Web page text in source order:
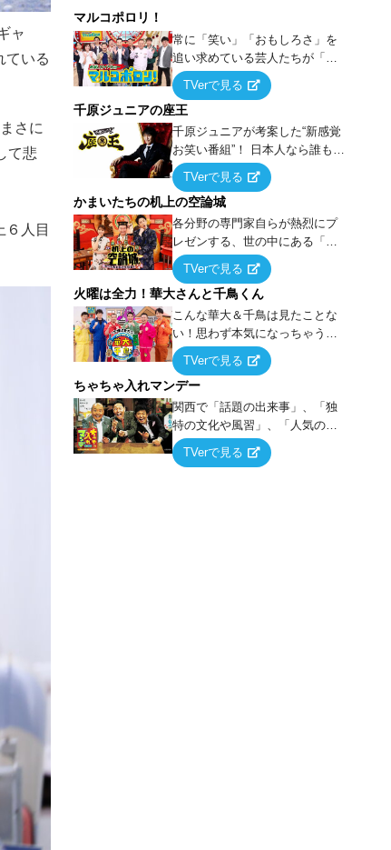
ャ
ている
さに
て悲
人目
マルコポロリ！
常に「笑い」「おもしろさ」を
追い求めている芸人たちが「芸
能界」という大海原に漕ぎ出で
て、新たなオモシロ人間を発掘
する！
TVerで見る
千原ジュニアの座王
千原ジュニアが考案した“新感覚
お笑い番組”！ 日本人なら誰もが
馴染みのある『イス取りゲー
ム』をベースに、大喜利・ギャ
グ・モノボケ・歌…など様々な
お題で芸人がショートネタを競
い合う！
TVerで見る
かまいたちの机上の空論城
各分野の専門家自らが熱烈にプ
レゼンする、世の中にある「試
したことはないが、やってみた
らこうなる！…ハズ」という“机
上の空論”に若手芸人らがカラダ
を張って挑む！
TVerで見る
火曜は全力！華大さんと千鳥くん
こんな華大＆千鳥は見たことな
い！思わず本気になっちゃうゲ
ームに挑戦するバラエティー！
TVerで見る
ちゃちゃ入れマンデー
関西で「話題の出来事」、「独
特の文化や風習」、「人気の行
列ができる店」などあらゆるテ
ーマについて好き放題にちゃち
TVerで見る